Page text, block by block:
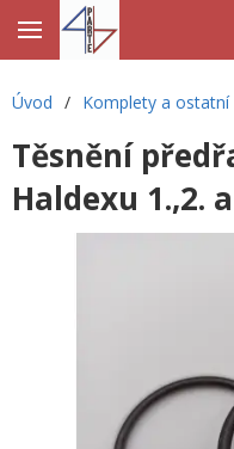
Úvod / Komplety a ostatní
Těsnění
Haldexu 1.,2.